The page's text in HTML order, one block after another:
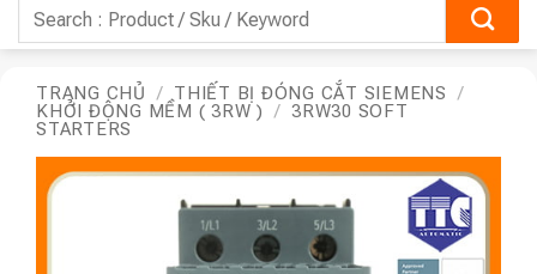
kiếm:
TRANG CHỦ / THIẾT BỊ ĐÓNG CẮT SIEMENS
/
KHỞI ĐỘNG MỀM ( 3RW )
/ 3RW30 SOFT
STARTERS